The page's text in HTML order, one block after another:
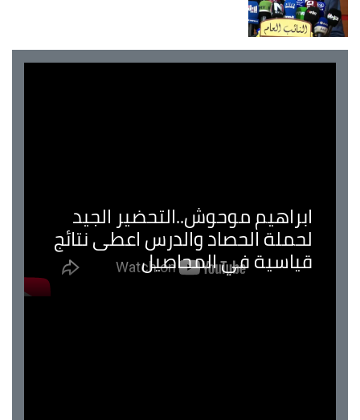
ابراهيم موحوش..التحضير الجيد
لحملة الحصاد والدرس اعطى نتائج
قياسية في المحاصيل